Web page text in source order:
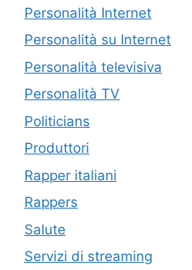
Personalità Internet
Personalità su Internet
Personalità televisiva
Personalità TV
Politicians
Produttori
Rapper italiani
Rappers
Salute
Servizi di streaming